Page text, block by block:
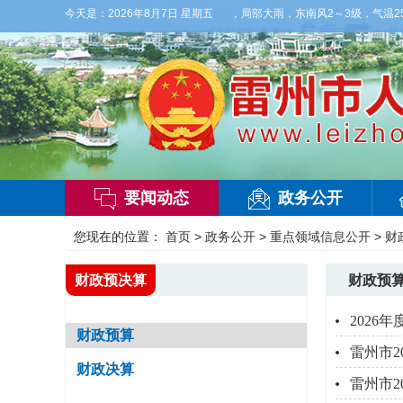
今天是： 2026年8月7日 星期五
气】今晚到明天白天，阴天间多云，有雷阵雨，局部大雨，东南风2～3级，气温
要闻动态 政务公开
您现在的位置： 首页 > 政务公开 > 重点领域信息公开 > 财
财政预
2026年
雷州市
雷州市
财政预决算
财政预算
财政决算